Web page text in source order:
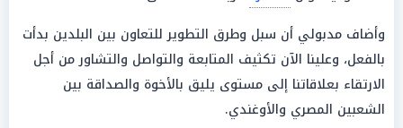
وأضاف مدبولي أن سبل وطرق التطوير للتعاون بين البلدين بدأت
بالفعل، وعلينا الآن تكثيف المتابعة والتواصل والتشاور من أجل
الارتقاء بعلاقاتنا إلى مستوى يليق بالأخوة والصداقة بين
الشعبين المصري والأوغندي.